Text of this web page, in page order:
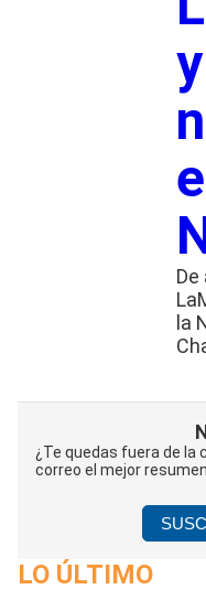
la
¿Te quedas fuera de la
correo el mejor
LO ÚLTIMO